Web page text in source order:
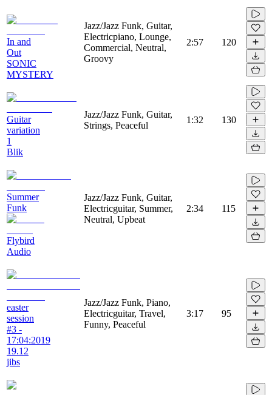
In and
Out
SONIC
MYSTERY
Jazz/Jazz Funk, Guitar,
Electricpiano, Lounge,
Commercial, Neutral,
Groovy
2:57 120
Guitar
variation
1
Blik
Jazz/Jazz Funk, Guitar,
Strings, Peaceful
1:32 130
Summer
Funk
Flybird
Audio
Jazz/Jazz Funk, Guitar,
Electricguitar, Summer,
Neutral, Upbeat
2:34 115
easter
session
#3 -
17:04:2019
19.12
jibs
Jazz/Jazz Funk, Piano,
Electricguitar, Travel,
Funny, Peaceful
3:17 95